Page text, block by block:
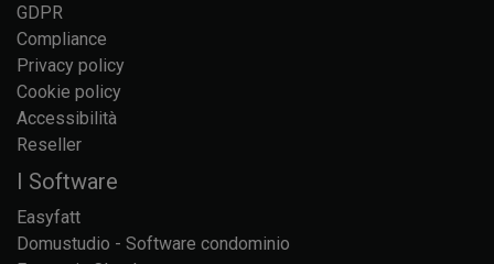
GDPR
Compliance
Privacy policy
Cookie policy
Accessibilità
Reseller
I Software
Easyfatt
Domustudio - Software condominio